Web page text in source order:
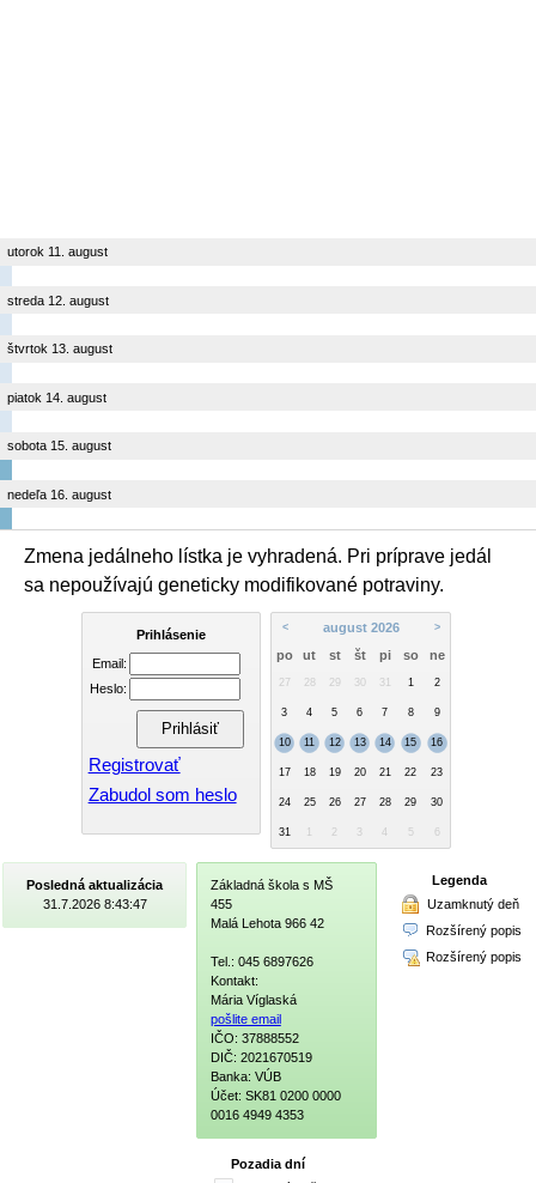
utorok 11. august
streda 12. august
štvrtok 13. august
piatok 14. august
sobota 15. august
nedeľa 16. august
Zmena jedálneho lístka je vyhradená. Pri príprave jedál
sa nepoužívajú geneticky modifikované potraviny.
Prihlásenie
Email:
Heslo:
Registrovať
Zabudol som heslo
< august 2026 >
po ut st št pi so ne
27 28 29 30 31 1 2
3 4 5 6 7 8 9
10 11 12 13 14 15 16
17 18 19 20 21 22 23
24 25 26 27 28 29 30
31 2 3 4 5 6
Posledná aktualizácia
31.7.2026 8:43:47
Základná škola s MŠ
455
Malá Lehota 966 42
Tel.: 045 6897626
Kontakt:
Mária Víglaská
pošlite email
IČO: 37888552
DIČ: 2021670519
Banka: VÚB
Účet: SK81 0200 0000
0016 4949 4353
Legenda
Uzamknutý deň
Rozšírený popis
Rozšírený popis
Pozadia dní